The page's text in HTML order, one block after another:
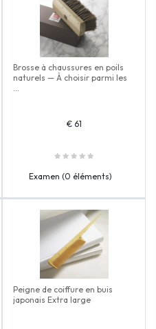
Brosse à chaussures en poils
naturels — À choisir parmi les
...
€ 61
Examen (0 éléments)
Peigne de coiffure en buis
japonais Extra large